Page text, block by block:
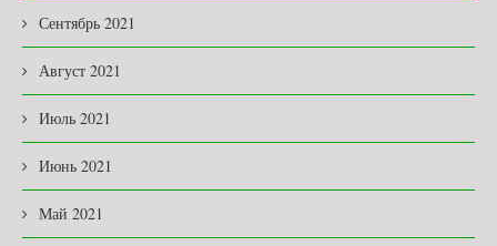
Сентябрь 2021
Август 2021
Июль 2021
Июнь 2021
Май 2021